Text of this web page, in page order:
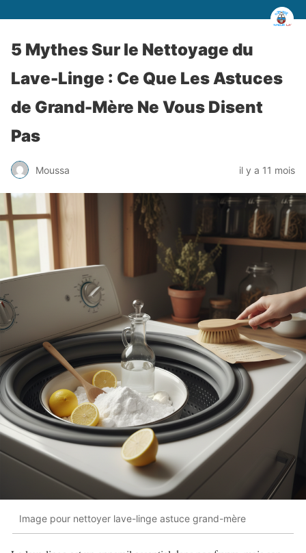
5 Mythes Sur le Nettoyage du
Lave-Linge : Ce Que Les Astuces
de Grand-Mère Ne Vous Disent
Pas
Moussa il y a 11 mois
Image pour nettoyer lave-linge astuce grand-mère